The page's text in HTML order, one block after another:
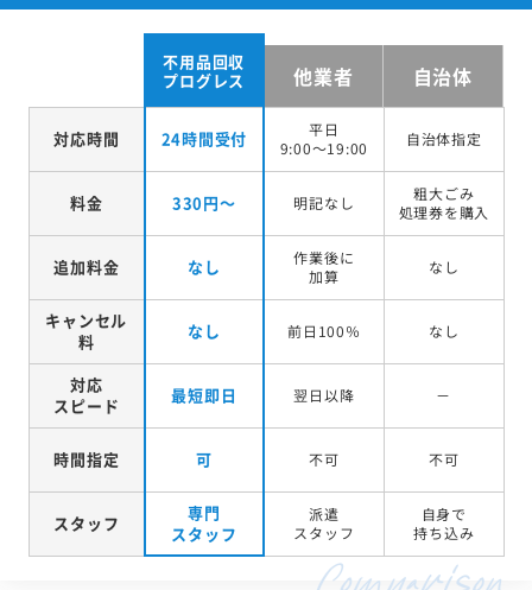
不用品回収
プログレス
他業者 自治体
対応時間 24時間受付
平日
9:00～19:00
自治体指定
料金 330円～ 明記なし
粗大ごみ
処理券を購入
追加料金 なし
作業後に
加算
なし
キャンセル
料
なし 前日100％ なし
対応
スピード
最短即日 翌日以降 －
時間指定 可 不可 不可
スタッフ
専門
スタッフ
派遣
スタッフ
自身で
持ち込み